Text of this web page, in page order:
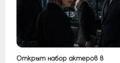
Открыт набор актеров в